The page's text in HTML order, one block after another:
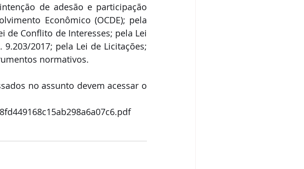
de adesão e participação
Econômico (OCDE); pela
de Conflito de Interesses; pela Lei
2017; pela Lei de Licitações;
normativos.
no assunto devem acessar o